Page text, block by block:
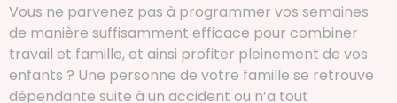
Vous ne parvenez pas à programmer vos semaines
de manière suffisamment efficace pour combiner
travail et famille, et ainsi profiter pleinement de vos
enfants ? Une personne de votre famille se retrouve
dépendante suite à un accident ou n’a tout